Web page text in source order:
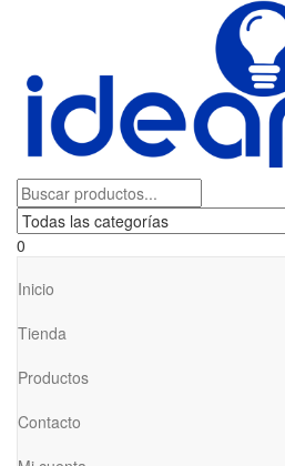
0
Inicio
Tienda
Productos
Contacto